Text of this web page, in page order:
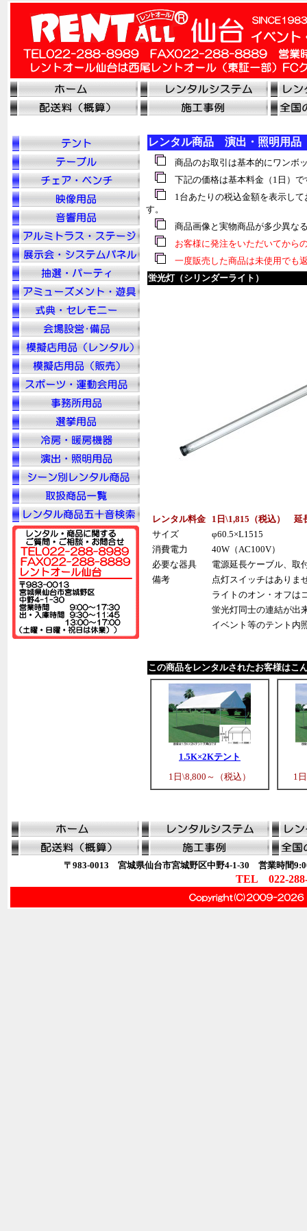
レンタル商品 演出・照明用品
商品のお取引は基本的にワンボ
下記の価格は基本料金（1日）で
1台あたりの税込金額を表示して
す。
商品画像と実物商品が多少異な
お客様に発注をいただいてから
一度販売した商品は未使用でも
蛍光灯（シリンダーライト）
レンタル料金
1日\1,815（税込） 延
サイズ
φ60.5×L1515
消費電力
40W（AC100V）
必要な器具
電源延長ケーブル、取
備考
点灯スイッチはありま
ライトのオン・オフは
蛍光灯同士の連結が出
イベント等のテント内
この商品をレンタルされたお客様はこ
1.5K×2Kテント
1日\8,800～（税込）
1
〒983-0013 宮城県仙台市宮城野区中野4-1-30 営業時間
TEL 022-